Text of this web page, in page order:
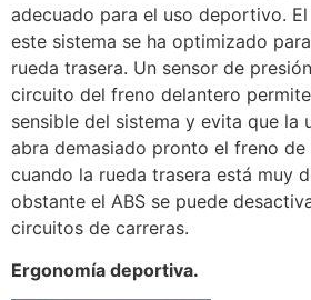
adecuado para el uso deportivo.
este sistema se ha optimizado
rueda trasera. Un sensor de
circuito del freno delantero
sensible del sistema y evita que la
abra demasiado pronto el freno de
cuando la rueda trasera está muy
obstante el ABS se puede
circuitos de carreras.
Ergonomía deportiva.